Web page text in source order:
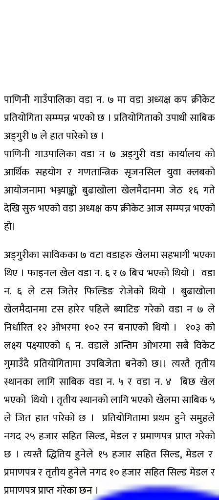
पाणिनी गाउँपालिका वडा न. ७ मा वडा अध्यक्ष कप क्रीकेट
प्रतियोगिता सम्म्पन्न भएको छ । प्रतियोगिताको उपाधी साबिक
अड्गुरी ७ ले हात पारेको छ ।
पाणिनी गाउपालिका वडा न ७ अड्गुरी वडा कार्यालय को
आर्थिक सहयोग र गणतान्त्रिक सृजनसिल युवा क्लबको
आयोजनामा भञ्ज्याङ्को बुढाखोला खेलमैदानमा जेठ १६ गते
देखि सुरु भएको वडा अध्यक्ष कप क्रीकेट आज सम्म्पन्न भएको
हो।
अड्गुरीका साविकका ७ वटा वडाहरु खेलमा सहभागी भएका
थिए । फाइनल खेल वडा न. ६ र ७ बिच भएको थियो । वडा
न. ६ ले टस जितेर फिल्डिङ रोजेको थियो । बुढाखोला
खेलमैदानमा टस हारेर पहिले ब्याटिङ गरेको वडा न ७ ले
निर्धारित १२ ओभरमा १०२ रन बनाएको थियो । १०३ को
लक्ष्य पक्ष्याएको ६ न. वडाले अन्तिम ओभरमा सबै विकेट
गुमाउँदै प्रतियोगितामा उपबिजेता बनेको छ।। त्यस्तै तृतीय
स्थानका लागि साबिक वडा न. ५ र वडा न. ४ बिछ खेल
भएको थियो । तृतीय स्थानको लागि भएको खेलमा साबिक ५
ले जित हात पारेको छ । प्रतियोगितामा प्रथम हुने समुहले
नगद २५ हजार सहित सिल्ड, मेडल र प्रमाणपत्र प्राप्त गरेको
छ । त्यस्तै द्धितिय हुनेले १५ हजार सहित सिल्ड, मेडल र
प्रमाणपत्र र तृतीय हुनेले नगद १० हजार सहित सिल्ड मेडल र
प्रमाणपत्र प्राप्त गरेका छन ।